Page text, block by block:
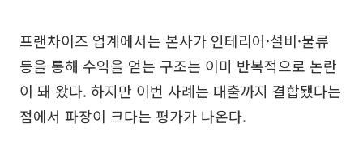
프랜차이즈 업계에서는 본사가 인테리어·설비·물류
등을 통해 수익을 얻는 구조는 이미 반복적으로 논란
이 돼 왔다. 하지만 이번 사례는 대출까지 결합됐다는
점에서 파장이 크다는 평가가 나온다.